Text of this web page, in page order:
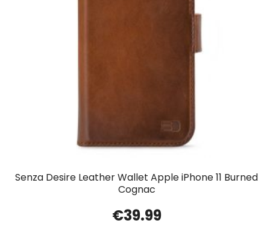
Senza Desire Leather Wallet Apple iPhone 11 Burned
Cognac
€39.99